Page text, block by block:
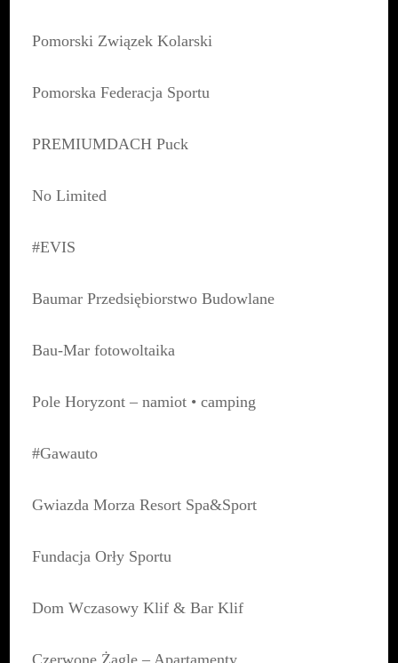
Pomorski Związek Kolarski
Pomorska Federacja Sportu
PREMIUMDACH Puck
No Limited
#EVIS
Baumar Przedsiębiorstwo Budowlane
Bau-Mar fotowoltaika
Pole Horyzont – namiot • camping
#Gawauto
Gwiazda Morza Resort Spa&Sport
Fundacja Orły Sportu
Dom Wczasowy Klif & Bar Klif